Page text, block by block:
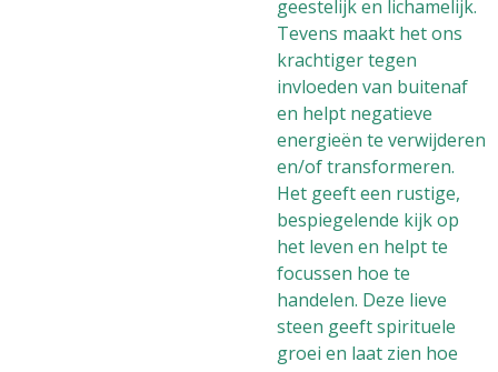
geestelijk en lichamelijk.
Tevens maakt het ons
krachtiger tegen
invloeden van buitenaf
en helpt negatieve
energieën te verwijderen
en/of transformeren.
Het geeft een rustige,
bespiegelende kijk op
het leven en helpt te
focussen hoe te
handelen. Deze lieve
steen geeft spirituele
groei en laat zien hoe